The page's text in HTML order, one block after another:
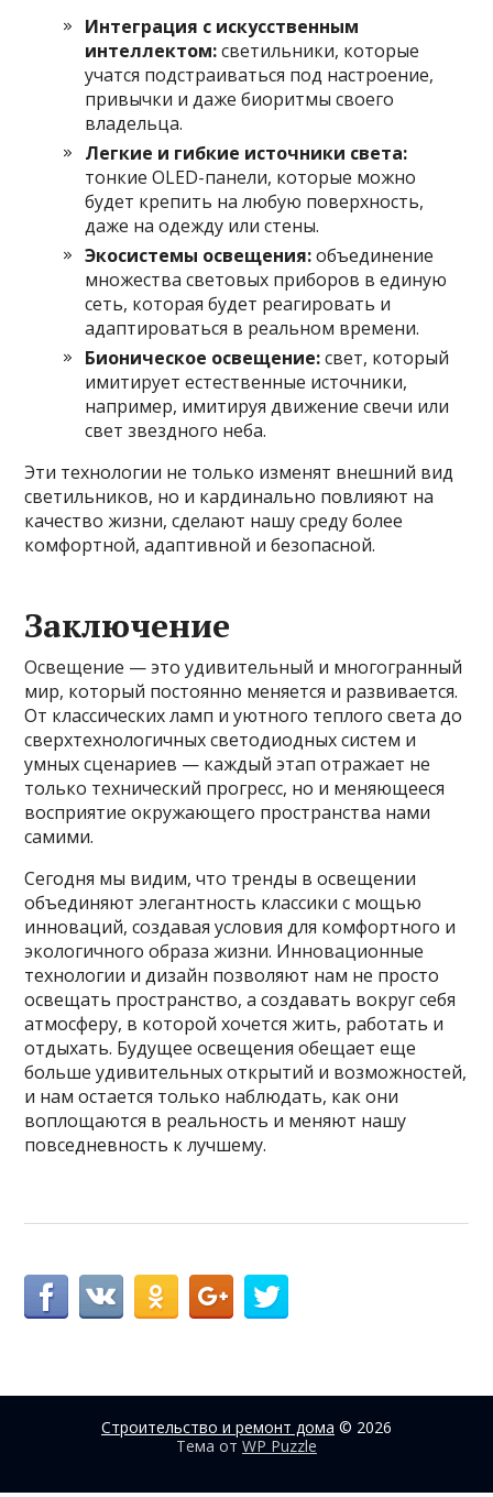
Интеграция с искусственным
интеллектом:светильники, которые
учатся подстраиваться под настроение,
привычки и даже биоритмы своего
владельца.
Легкие и гибкие источники света:
тонкие OLED-панели, которые можно
будет крепить на любую поверхность,
даже на одежду или стены.
Экосистемы освещения:объединение
множества световых приборов в единую
сеть, которая будет реагировать и
адаптироваться в реальном времени.
Бионическое освещение:свет, который
имитирует естественные источники,
например, имитируя движение свечи или
свет звездного неба.
Эти технологии не только изменят внешний вид
светильников, но и кардинально повлияют на
качество жизни, сделают нашу среду более
комфортной, адаптивной и безопасной.
Заключение
Освещение — это удивительный и многогранный
мир, который постоянно меняется и развивается.
От классических ламп и уютного теплого света до
сверхтехнологичных светодиодных систем и
умных сценариев — каждый этап отражает не
только технический прогресс, но и меняющееся
восприятие окружающего пространства нами
самими.
Сегодня мы видим, что тренды в освещении
объединяют элегантность классики с мощью
инноваций, создавая условия для комфортного и
экологичного образа жизни. Инновационные
технологии и дизайн позволяют нам не просто
освещать пространство, а создавать вокруг себя
атмосферу, в которой хочется жить, работать и
отдыхать. Будущее освещения обещает еще
больше удивительных открытий и возможностей,
и нам остается только наблюдать, как они
воплощаются в реальность и меняют нашу
повседневность к лучшему.
Строительство и ремонт дома © 2026
Тема от WP Puzzle